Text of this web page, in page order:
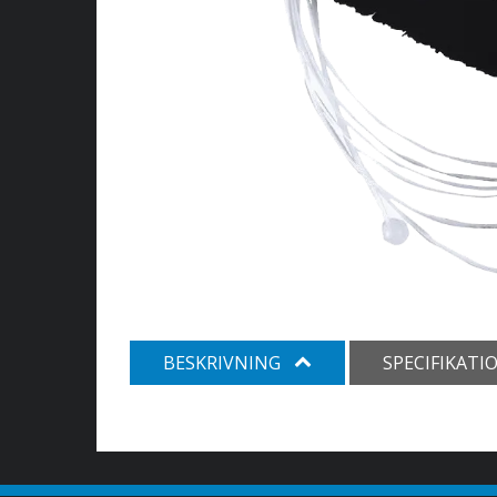
BESKRIVNING